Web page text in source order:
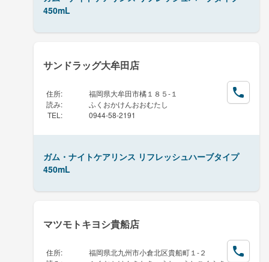
450mL
サンドラッグ大牟田店
住所:
福岡県大牟田市橘１８５-１
読み:
ふくおかけんおおむたし
TEL : 0944-58-2191
ガム・ナイトケアリンス リフレッシュハーブタイプ
450mL
マツモトキヨシ貴船店
住所:
福岡県北九州市小倉北区貴船町１-２